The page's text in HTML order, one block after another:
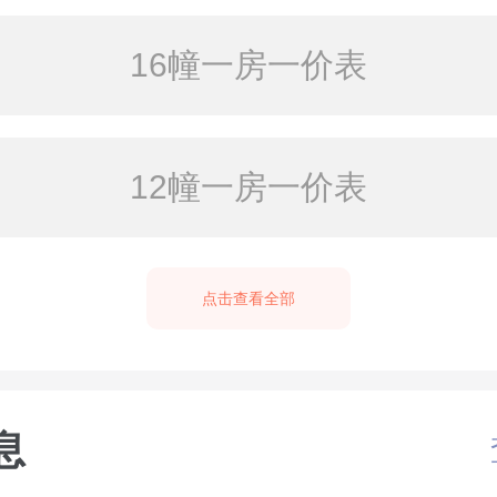
16幢一房一价表
12幢一房一价表
点击查看全部